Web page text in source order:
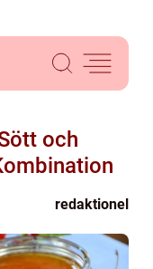
och
redaktionel